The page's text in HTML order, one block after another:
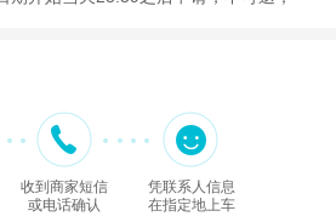
收到商家短信
或电话确认
凭联系人信息
在指定地上车